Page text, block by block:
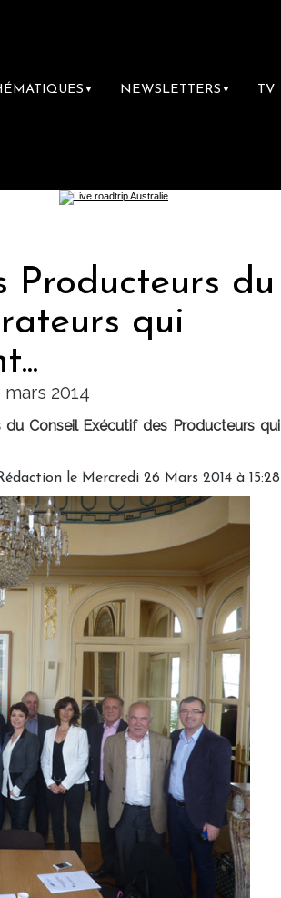
▼ NEWSLETTERS ▼ TV
Producteurs du
qui
2014
Conseil Exécutif des Producteurs qui
le Mercredi 26 Mars 2014 à 15:28